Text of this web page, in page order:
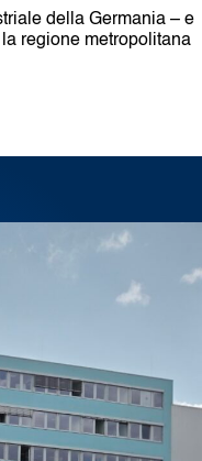
della Germania – e
regione metropolitana